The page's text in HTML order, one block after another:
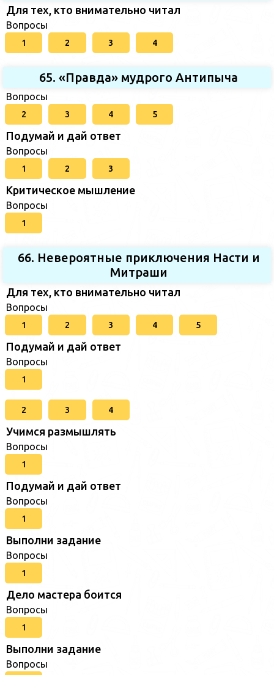
Для тех, кто внимательно читал
Вопросы
1 2 3 4
65. «Правда» мудрого Антипыча
Вопросы
2 3 4 5
Подумай и дай ответ
Вопросы
1 2 3
Критическое мышление
Вопросы
1
66. Невероятные приключения Насти и
Митраши
Для тех, кто внимательно читал
Вопросы
1 2 3 4 5
Подумай и дай ответ
Вопросы
1
2 3 4
Учимся размышлять
Вопросы
1
Подумай и дай ответ
Вопросы
1
Выполни задание
Вопросы
1
Дело мастера боится
Вопросы
1
Выполни задание
Вопросы